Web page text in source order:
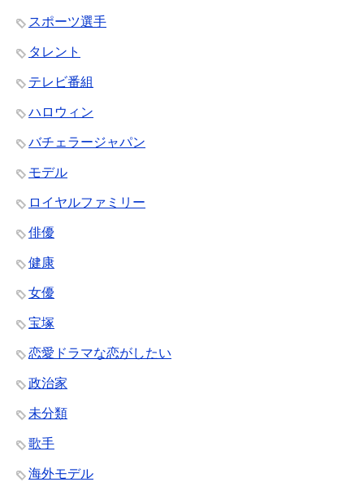
スポーツ選手
タレント
テレビ番組
ハロウィン
バチェラージャパン
モデル
ロイヤルファミリー
俳優
健康
女優
宝塚
恋愛ドラマな恋がしたい
政治家
未分類
歌手
海外モデル